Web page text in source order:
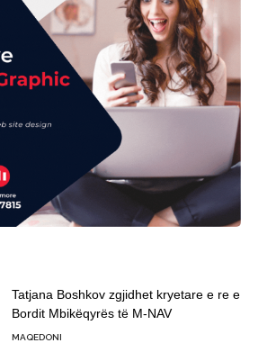
Tatjana Boshkov zgjidhet kryetare e re e
Bordit Mbikëqyrës të M-NAV
MAQEDONI